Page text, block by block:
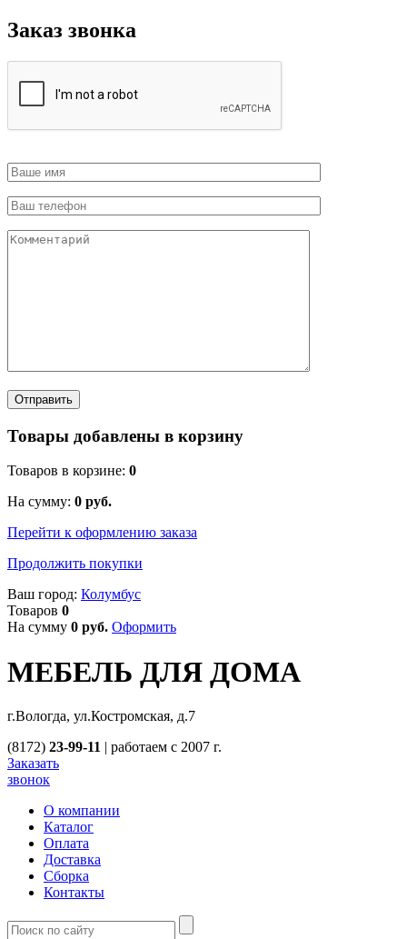
Заказ звонка
Товары добавлены в корзину
Товаров в корзине: 0
На сумму: 0 руб.
Перейти к оформлению заказа
Продолжить покупки
Ваш город: Колумбус
Товаров 0
На сумму 0 руб. Оформить
МЕБЕЛЬ ДЛЯ ДОМА
г.Вологда, ул.Костромская, д.7
(8172) 23-99-11 | работаем с 2007 г.
Заказать
звонок
О компании
Каталог
Оплата
Доставка
Сборка
Контакты